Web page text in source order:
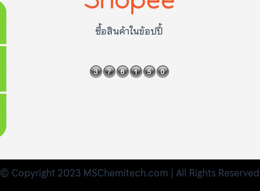
ซื้อสินค้าในข้อปปี้
© Copyright 2023 MSChemitech.com | All Rights Reserved